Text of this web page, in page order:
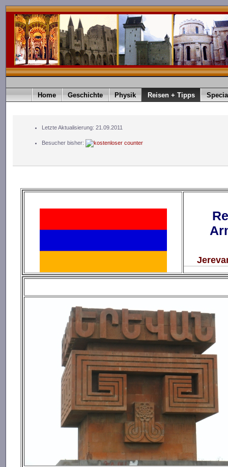
Home Geschichte Physik Reisen + Tipps
Letzte Aktualisierung: 21.09.2011
Besucher bisher: